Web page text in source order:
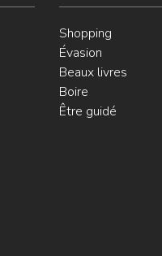
Shopping
Évasion
Beaux livres
Boire
Être guidé